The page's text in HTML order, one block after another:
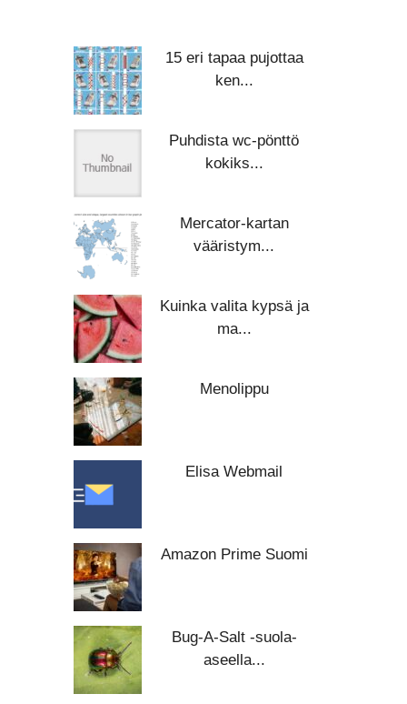
15 eri tapaa pujottaa
ken...
Puhdista wc-pönttö
kokiks...
Mercator-kartan
vääristym...
Kuinka valita kypsä ja
ma...
Menolippu
Elisa Webmail
Amazon Prime Suomi
Bug-A-Salt -suola-
aseella...